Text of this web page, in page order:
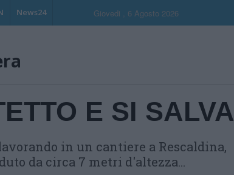
News24 Giovedi , 6 Agosto 2026
E SI SALVA
in un cantiere a Rescaldina,
da circa 7 metri d'altezza...